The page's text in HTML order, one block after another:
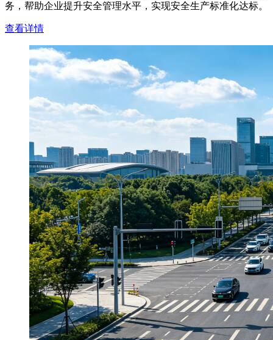
务，帮助企业提升安全管理水平，实现安全生产标准化达标。
查看详情